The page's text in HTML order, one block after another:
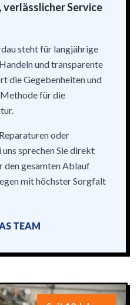
Service
steht für langjährige
und transparente
die Gegebenheiten und
für die
oder
sprechen Sie direkt
den gesamten Ablauf
mit höchster Sorgfalt
TEAM